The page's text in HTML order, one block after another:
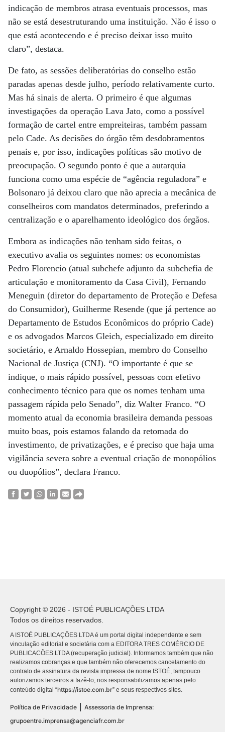
indicação de membros atrasa eventuais processos, mas
não se está desestruturando uma instituição. Não é isso o
que está acontecendo e é preciso deixar isso muito
claro”, destaca.
De fato, as sessões deliberatórias do conselho estão
paradas apenas desde julho, período relativamente curto.
Mas há sinais de alerta. O primeiro é que algumas
investigações da operação Lava Jato, como a possível
formação de cartel entre empreiteiras, também passam
pelo Cade. As decisões do órgão têm desdobramentos
penais e, por isso, indicações políticas são motivo de
preocupação. O segundo ponto é que a autarquia
funciona como uma espécie de “agência reguladora” e
Bolsonaro já deixou claro que não aprecia a mecânica de
conselheiros com mandatos determinados, preferindo a
centralização e o aparelhamento ideológico dos órgãos.
Embora as indicações não tenham sido feitas, o
executivo avalia os seguintes nomes: os economistas
Pedro Florencio (atual subchefe adjunto da subchefia de
articulação e monitoramento da Casa Civil), Fernando
Meneguin (diretor do departamento de Proteção e Defesa
do Consumidor), Guilherme Resende (que já pertence ao
Departamento de Estudos Econômicos do próprio Cade)
e os advogados Marcos Gleich, especializado em direito
societário, e Arnaldo Hossepian, membro do Conselho
Nacional de Justiça (CNJ). “O importante é que se
indique, o mais rápido possível, pessoas com efetivo
conhecimento técnico para que os nomes tenham uma
passagem rápida pelo Senado”, diz Walter Franco. “O
momento atual da economia brasileira demanda pessoas
muito boas, pois estamos falando da retomada do
investimento, de privatizações, e é preciso que haja uma
vigilância severa sobre a eventual criação de monopólios
ou duopólios”, declara Franco.
Copyright © 2026 - ISTOÉ PUBLICAÇÕES LTDA
Todos os direitos reservados.
A ISTOÉ PUBLICAÇÕES LTDA é um portal digital independente e sem
vinculação editorial e societária com a EDITORA TRES COMÉRCIO DE
PUBLICACÕES LTDA (recuperação judicial). Informamos também que não
realizamos cobranças e que também não oferecemos cancelamento do
contrato de assinatura da revista impressa de nome ISTOÉ, tampouco
autorizamos terceiros a fazê-lo, nos responsabilizamos apenas pelo
conteúdo digital “https://istoe.com.br” e seus respectivos sites.
Política de Privacidade
Assessoria de Imprensa:
grupoentre.imprensa@agenciafr.com.br